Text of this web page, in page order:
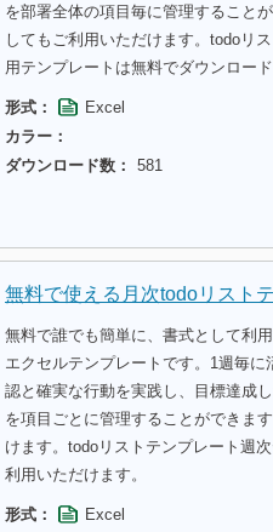
を部署全体の項目毎に管理すること
してもご利用いただけます。todoリ
用テンプレートは無料でダウンロー
形式：
Excel
カラー：
ダウンロード数：
581
無料で使える月次todoリスト
無料で誰でも簡単に、書式として利
エクセルテンプレートです。1週毎
認と確実な行動を実践し、目標達成
を項目ごとに管理することができま
けます。todoリストテンプレート週
利用いただけます。
形式：
Excel